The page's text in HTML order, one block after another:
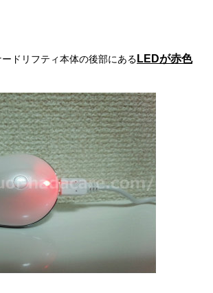
ドリフティ本体の後部にある LEDが赤色